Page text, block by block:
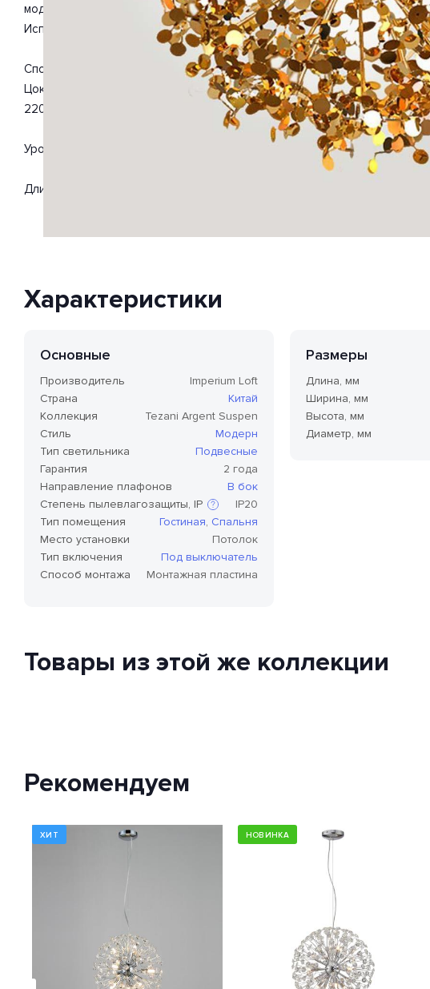
модерн. Отлично подойдет для такого типа помещений, как гостиная,
Используемые материалы: металл.
Способ крепления: монтажная пластина. Дизайн и форма плафона
Цоколь G9. Вид ламп: светодиодная. Количество ламп 9 шт. Мощность
220-240 Вольт.
Уровень защищенности от влаги и пыли IP20. Расширенная гарантия на
Длина 800 мм. Ширина 800 мм. Высота 500 мм. Диаметр 800 мм.
Характеристики
Основные
Производитель
Imperium Loft
Страна
Китай
Коллекция
Tezani Argent Suspen
Стиль
Модерн
Тип светильника
Подвесные
Гарантия
2 года
Направление плафонов
В бок
Степень пылевлагозащиты, IP
Степень защиты по стандарту IP,
или степень защиты оболочки
по классификации Ingress
защиты внешней оболочки
устройства от попадания внутрь
IP20
Тип помещения
Гостиная, Спальня
Место установки
Потолок
Тип включения
Под выключатель
Способ монтажа
Монтажная пластина
Размеры
Длина, мм
Ширина, мм
Высота, мм
Диаметр, мм
Товары из этой же коллекции
Рекомендуем
ХИТ НОВИНКА